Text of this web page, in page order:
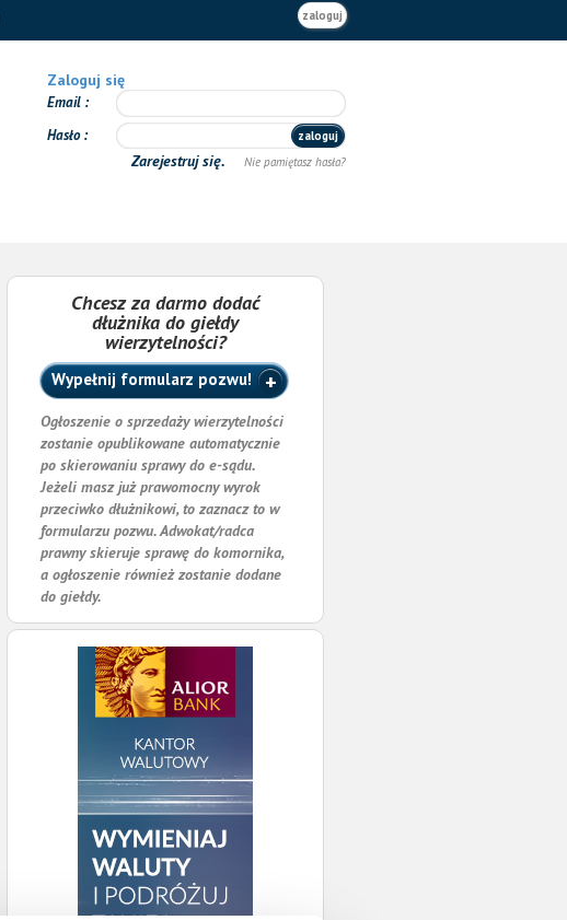
zaloguj
Zaloguj się
Email
Hasło
zaloguj
Zarejestruj się. Nie pamiętasz hasła?
Chcesz za darmo dodać
dłużnika do giełdy
wierzytelności?
Wypełnij formularz pozwu!
Ogłoszenie o sprzedaży wierzytelności
zostanie opublikowane automatycznie
po skierowaniu sprawy do e-sądu.
Jeżeli masz już prawomocny wyrok
przeciwko dłużnikowi, to zaznacz to w
formularzu pozwu. Adwokat/radca
prawny skieruje sprawę do komornika,
a ogłoszenie również zostanie dodane
do giełdy.